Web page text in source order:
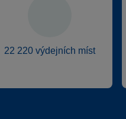
22 220 výdejních míst